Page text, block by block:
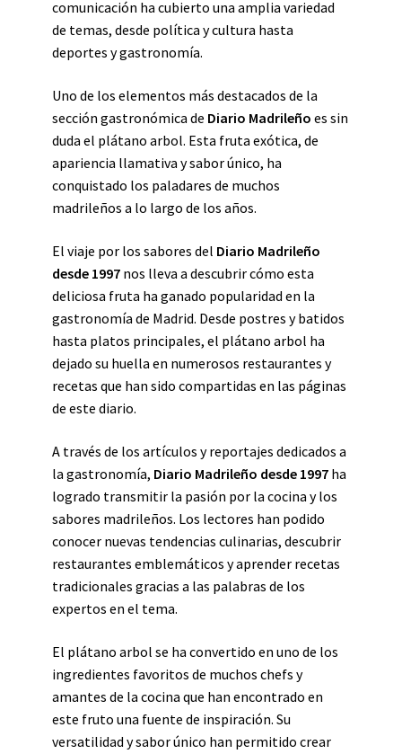
comunicación ha cubierto una amplia variedad
de temas, desde política y cultura hasta
deportes y gastronomía.
Uno de los elementos más destacados de la
sección gastronómica de Diario Madrileño es sin
duda el plátano arbol. Esta fruta exótica, de
apariencia llamativa y sabor único, ha
conquistado los paladares de muchos
madrileños a lo largo de los años.
El viaje por los sabores del Diario Madrileño
desde 1997 nos lleva a descubrir cómo esta
deliciosa fruta ha ganado popularidad en la
gastronomía de Madrid. Desde postres y batidos
hasta platos principales, el plátano arbol ha
dejado su huella en numerosos restaurantes y
recetas que han sido compartidas en las páginas
de este diario.
A través de los artículos y reportajes dedicados a
la gastronomía, Diario Madrileño desde 1997 ha
logrado transmitir la pasión por la cocina y los
sabores madrileños. Los lectores han podido
conocer nuevas tendencias culinarias, descubrir
restaurantes emblemáticos y aprender recetas
tradicionales gracias a las palabras de los
expertos en el tema.
El plátano arbol se ha convertido en uno de los
ingredientes favoritos de muchos chefs y
amantes de la cocina que han encontrado en
este fruto una fuente de inspiración. Su
versatilidad y sabor único han permitido crear